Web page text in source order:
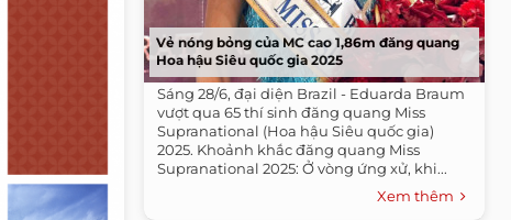
Vẻ nóng bỏng của MC cao 1,86m đăng quang
Hoa hậu Siêu quốc gia 2025
Sáng 28/6, đại diện Brazil - Eduarda Braum
vượt qua 65 thí sinh đăng quang Miss
Supranational (Hoa hậu Siêu quốc gia)
2025. Khoảnh khắc đăng quang Miss
Supranational 2025: Ở vòng ứng xử, khi...
Xem thêm